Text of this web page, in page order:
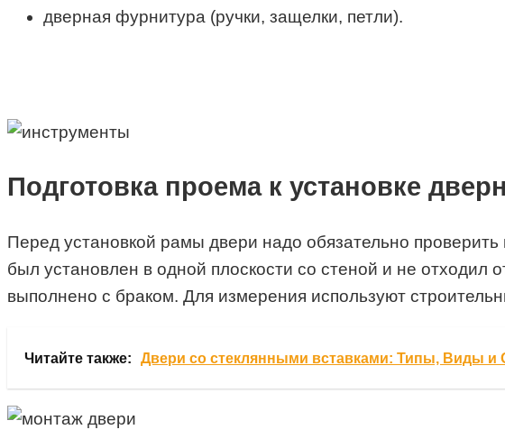
дверная фурнитура (ручки, защелки, петли).
Подготовка проема к установке
Перед установкой рамы двери надо обязательно
был установлен в одной плоскости со стеной и не отходил
выполнено с браком. Для измерения используют
Читайте также: Двери со стеклянными вставками: Типы, Виды и